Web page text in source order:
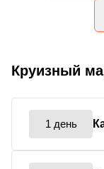
Круизный
1 день